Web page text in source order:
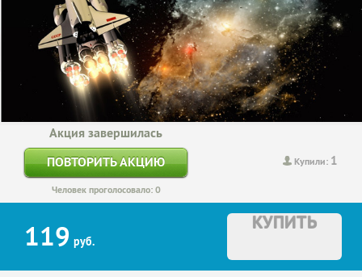
Купили: 1
Акция завершилась
ПОВТОРИТЬ АКЦИЮ
Человек проголосовало: 0
119 руб.
КУПИТЬ